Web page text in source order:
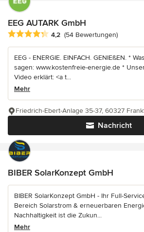
EEG AUTARK GmbH
Durchschnittliche Bewertung: 4.2 von 5
4,2 (54 Bewertungen)
EEG - ENERGIE. EINFACH. GENIEßEN. *
sagen: www.kostenfreie-energie.de *
Video erklärt: <a t...
Mehr
Nachricht
Friedrich-Ebert-Anlage 35-37, 60327
BIBER SolarKonzept GmbH
BIBER SolarKonzept GmbH - Ihr Full-
Bereich Solarstrom & erneuerbaren
Nachhaltigkeit ist die Zukun...
Mehr